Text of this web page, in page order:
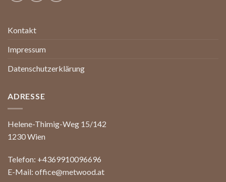
Kontakt
Impressum
Datenschutzerklärung
ADRESSE
Helene-Thimig-Weg 15/142
1230 Wien
Telefon: +4369910096696
E-Mail: office@metwood.at